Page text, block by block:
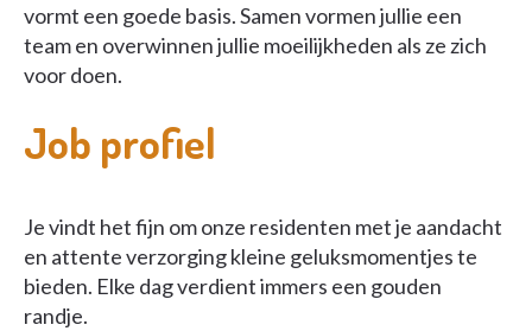
vormt een goede basis. Samen vormen jullie een
team en overwinnen jullie moeilijkheden als ze zich
voor doen.
Job profiel
Je vindt het fijn om onze residenten met je aandacht
en attente verzorging kleine geluksmomentjes te
bieden. Elke dag verdient immers een gouden
randje.